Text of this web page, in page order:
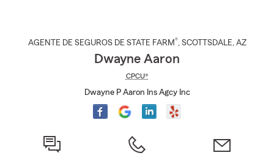
AGENTE DE SEGUROS DE STATE FARM®, SCOTTSDALE, AZ
Dwayne Aaron
CPCU®
Dwayne P Aaron Ins Agcy Inc